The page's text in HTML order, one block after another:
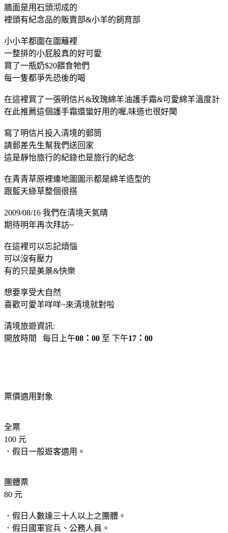
牆面是用石頭沏成的
裡頭有紀念品的販賣部&小羊的飼育部
小小羊都圍在圍籬裡
一整排的小屁股真的好可愛
買了一瓶奶$20餵食牠們
每一隻都爭先恐後的喝
在這裡買了一張明信片&玫瑰綿羊油護手霜&可愛綿羊溫度計
在此推薦這個護手霜還蠻好用的喔,味道也很好聞
寫了明信片投入清境的郵筒
請郵差先生幫我們送回家
這是靜怡旅行的紀錄也是旅行的紀念
在青青草原裡連地圖圖示都是綿羊造型的
跟藍天綠草整個很搭
2009/08/16 我們在清境天氣晴
期待明年再次拜訪~
在這裡可以忘記煩惱
可以沒有壓力
有的只是美景&快樂
想要享受大自然
喜歡可愛羊咩咩~來清境就對啦
清境旅遊資訊:
開放時間 每日上午08：00 至 下午17：00
票價適用對象
全票
100 元
．假日一般遊客適用。
團體票
80 元
．假日人數達三十人以上之團體。
．假日國軍官兵、公務人員。